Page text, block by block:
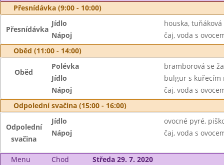
Přesnídávka (9:00 - 10:00)
Přesnídávka
Jídlo
houska,
Nápoj
čaj, voda s
Oběd (11:00 - 14:00)
Oběd
Polévka
bramborová se
Jídlo
bulgur s kuřecím
Nápoj
čaj, voda s
Odpolední svačina (15:00 - 16:00)
Odpolední
svačina
Jídlo
ovocné pyré,
Nápoj
čaj, voda s
Menu Chod
Středa 29. 7. 2020